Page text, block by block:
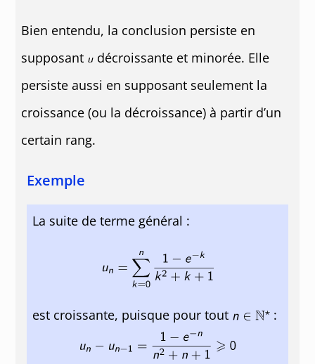
Bien entendu, la conclusion persiste en
supposant
décroissante et minorée. Elle
persiste aussi en supposant seulement la
croissance (ou la décroissance) à partir d’un
certain rang.
Exemple
La suite de terme général :
est croissante, puisque pour tout :